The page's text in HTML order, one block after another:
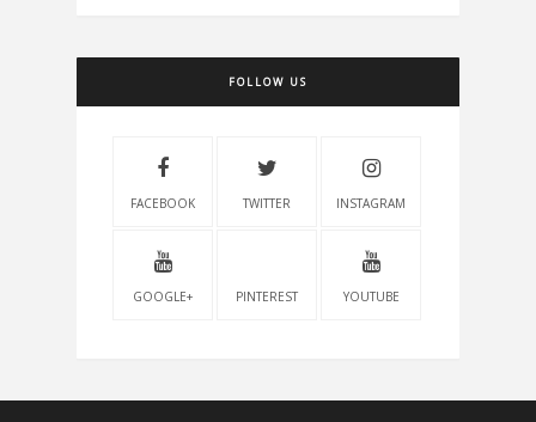
FOLLOW US
FACEBOOK TWITTER INSTAGRAM
GOOGLE+ PINTEREST YOUTUBE